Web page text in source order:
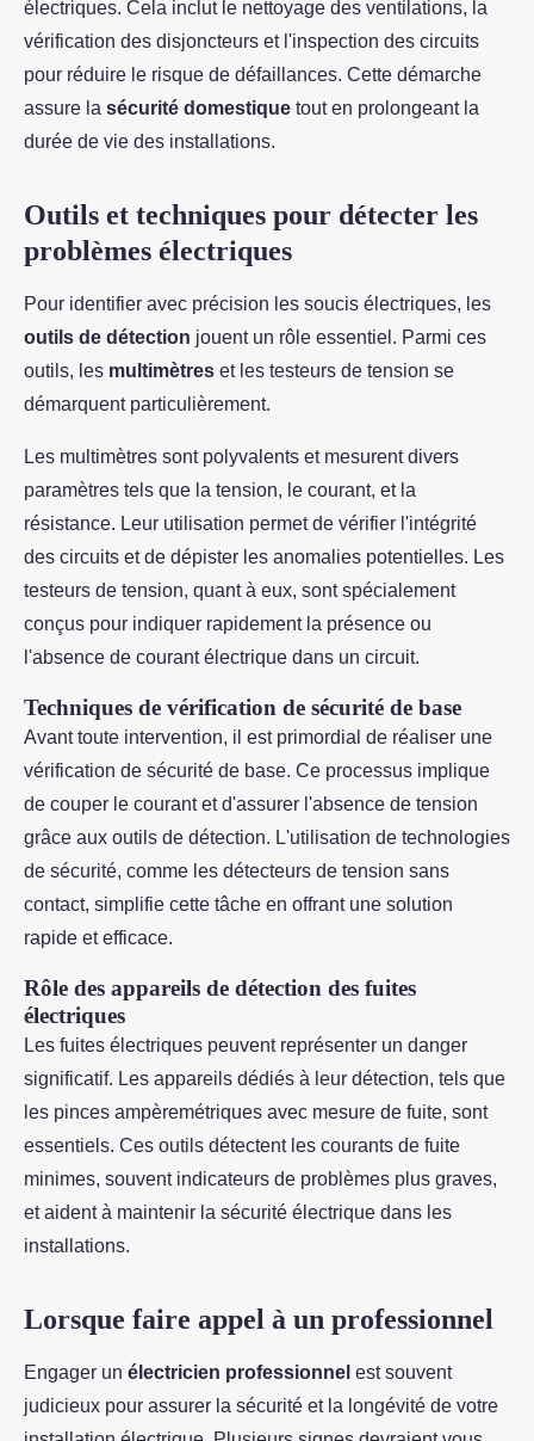
électriques. Cela inclut le nettoyage des ventilations, la
vérification des disjoncteurs et l'inspection des circuits
pour réduire le risque de défaillances. Cette démarche
assure la sécurité domestique tout en prolongeant la
durée de vie des installations.
Outils et techniques pour détecter les
problèmes électriques
Pour identifier avec précision les soucis électriques, les
outils de détection jouent un rôle essentiel. Parmi ces
outils, les multimètres et les testeurs de tension se
démarquent particulièrement.
Les multimètres sont polyvalents et mesurent divers
paramètres tels que la tension, le courant, et la
résistance. Leur utilisation permet de vérifier l'intégrité
des circuits et de dépister les anomalies potentielles. Les
testeurs de tension, quant à eux, sont spécialement
conçus pour indiquer rapidement la présence ou
l'absence de courant électrique dans un circuit.
Techniques de vérification de sécurité de base
Avant toute intervention, il est primordial de réaliser une
vérification de sécurité de base. Ce processus implique
de couper le courant et d'assurer l'absence de tension
grâce aux outils de détection. L'utilisation de technologies
de sécurité, comme les détecteurs de tension sans
contact, simplifie cette tâche en offrant une solution
rapide et efficace.
Rôle des appareils de détection des fuites
électriques
Les fuites électriques peuvent représenter un danger
significatif. Les appareils dédiés à leur détection, tels que
les pinces ampèremétriques avec mesure de fuite, sont
essentiels. Ces outils détectent les courants de fuite
minimes, souvent indicateurs de problèmes plus graves,
et aident à maintenir la sécurité électrique dans les
installations.
Lorsque faire appel à un professionnel
Engager un électricien professionnel est souvent
judicieux pour assurer la sécurité et la longévité de votre